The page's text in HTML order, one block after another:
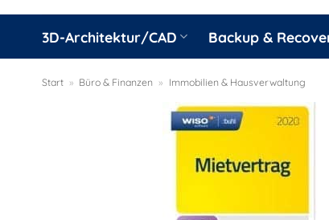
3D-Architektur/CAD Backup &
Start » Büro & Finanzen » Immobilien & Hausverwaltung